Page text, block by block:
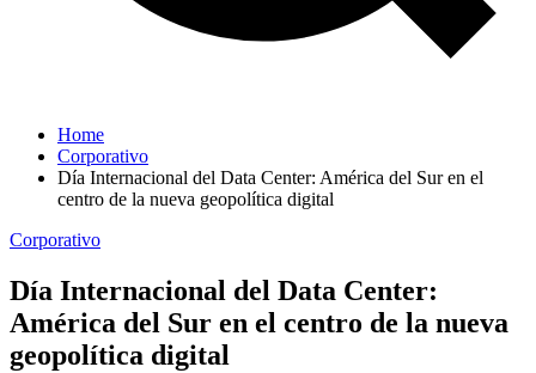
Home
Corporativo
Día Internacional del Data Center: América del Sur en el
centro de la nueva geopolítica digital
Corporativo
Día Internacional del Data Center:
América del Sur en el centro de la nueva
geopolítica digital